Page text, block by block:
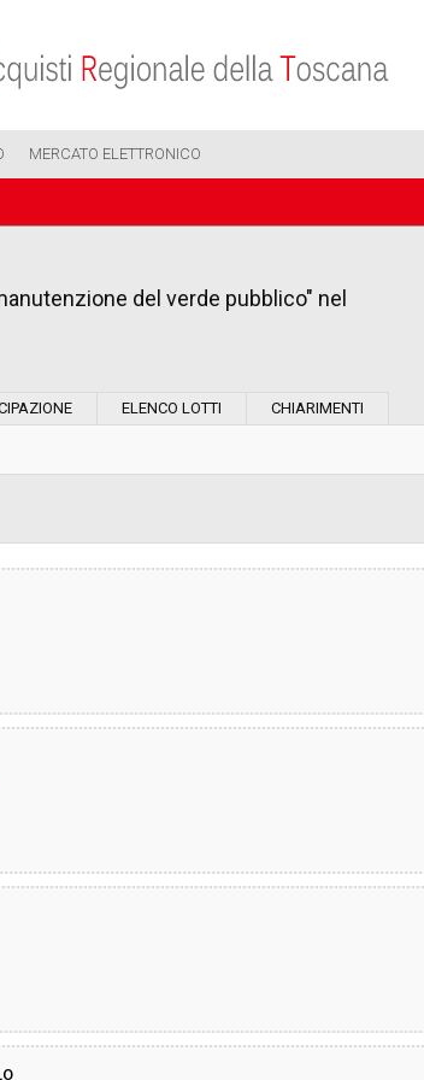
MERCATO ELETTRONICO
del verde pubblico" nel
Valore stimato della procedura:
DI
ELENCO LOTTI CHIARIMENTI